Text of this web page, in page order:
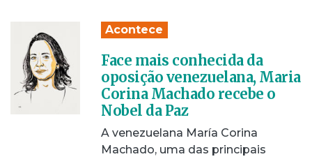
Acontece
Face mais conhecida da
oposição venezuelana, Maria
Corina Machado recebe o
Nobel da Paz
A venezuelana María Corina
Machado, uma das principais